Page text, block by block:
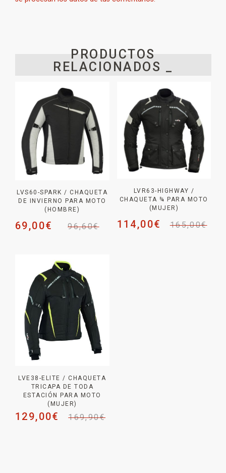
PRODUCTOS
RELACIONADOS _
LVS60-SPARK / CHAQUETA
DE INVIERNO PARA MOTO
(HOMBRE)
96,60€
69,00€
LVR63-HIGHWAY /
CHAQUETA ¾ PARA MOTO
(MUJER)
165,00€
114,00€
LVE38-ELITE / CHAQUETA
TRICAPA DE TODA
ESTACIÓN PARA MOTO
(MUJER)
169,90€
129,00€